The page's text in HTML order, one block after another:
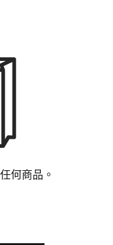
何商品。